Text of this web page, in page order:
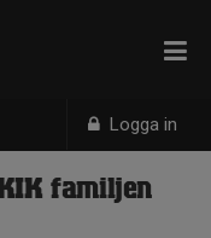
Logga in
familjen